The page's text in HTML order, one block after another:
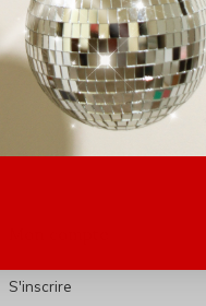
S'inscrire